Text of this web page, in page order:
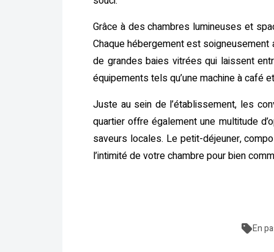
Grâce à des chambres lumineuses et
Chaque hébergement est
de grandes baies vitrées qui laissent
équipements tels qu’une machine à café
Juste au sein de l’établissement, les
quartier offre également une multitude
saveurs locales. Le petit-déjeuner,
l’intimité de votre chambre pour bien
En